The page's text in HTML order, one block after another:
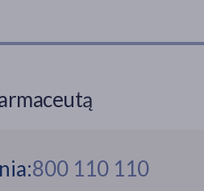
800 110 110